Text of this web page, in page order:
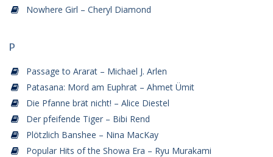
Nowhere Girl – Cheryl Diamond
P
Passage to Ararat – Michael J. Arlen
Patasana: Mord am Euphrat – Ahmet Ümit
Die Pfanne brät nicht! – Alice Diestel
Der pfeifende Tiger – Bibi Rend
Plötzlich Banshee – Nina MacKay
Popular Hits of the Showa Era – Ryu Murakami